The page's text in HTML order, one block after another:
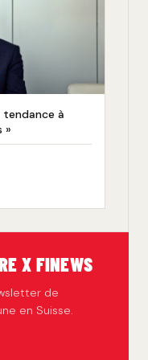
tendance à
»
X FINEWS
de
en Suisse.